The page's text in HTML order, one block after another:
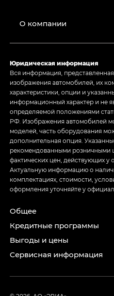
О компании
Юридическая информация
Вся информация,
изображения автомобилей, их
характеристики, опции и
информационный характер и не
определяемой положениями
РФ. Изображения автомобилей
моделей, часть оборудования
дополнительная опция.
рекомендованными розничными
фактических цен, действующих у
Актуальную информацию о
комплектациях, стоимости,
оформления уточняйте у
Общее
Кредитные программы
Выгоды и цены
Сервисная информация